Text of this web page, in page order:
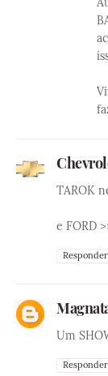
TAROK
e FORD
Responder
Um
Responder